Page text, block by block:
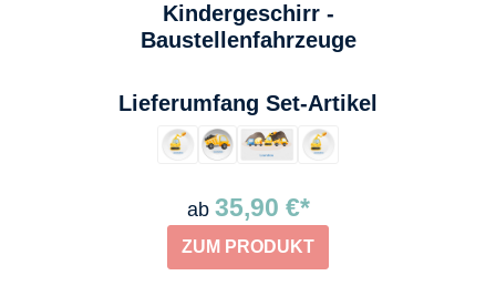
Kindergeschirr -
Baustellenfahrzeuge
Lieferumfang Set-Artikel
ab 35,90 €*
ZUM PRODUKT